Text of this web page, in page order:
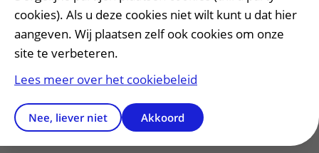
Adres en route
Parkeren
Restaurants en winkels
Apotheek
Gastenverblijf
cookies). Als u deze cookies niet wilt kunt u dat hier
aangeven. Wij plaatsen zelf ook cookies om onze
site te verbeteren.
Lees meer over het cookiebeleid
Nee, liever niet Akkoord